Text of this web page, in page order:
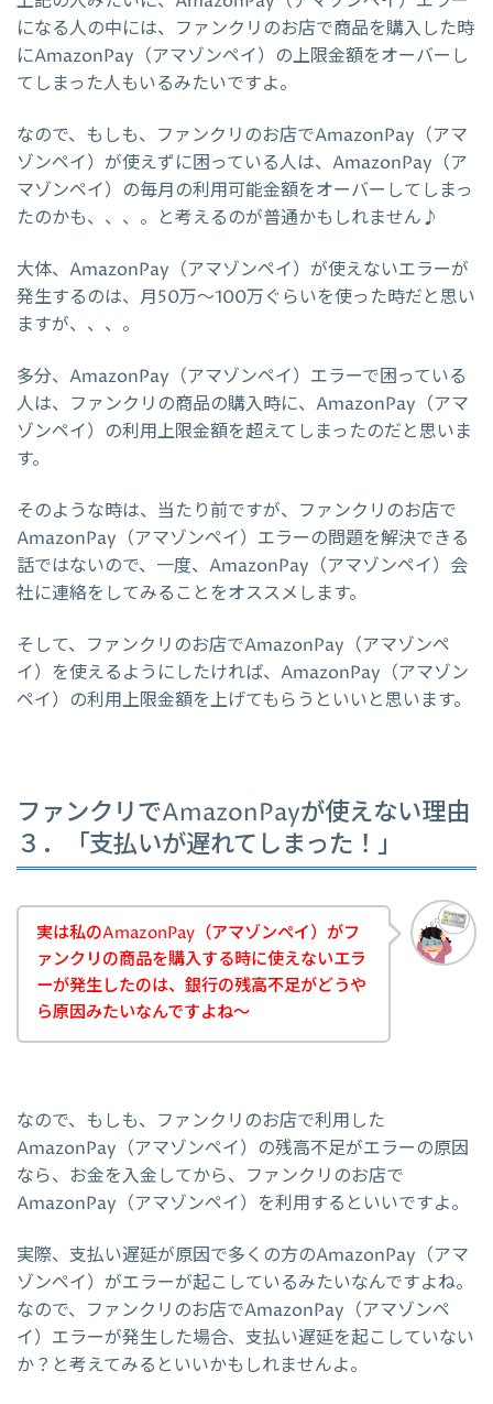
になる人の中には、ファンクリのお店で商品を購入した時
にAmazonPay（アマゾンペイ）の上限金額をオーバーし
てしまった人もいるみたいですよ。
なので、もしも、ファンクリのお店でAmazonPay（アマ
ゾンペイ）が使えずに困っている人は、AmazonPay（ア
マゾンペイ）の毎月の利用可能金額をオーバーしてしまっ
たのかも、、、。と考えるのが普通かもしれません♪
大体、AmazonPay（アマゾンペイ）が使えないエラーが
発生するのは、月50万～100万ぐらいを使った時だと思い
ますが、、、。
多分、AmazonPay（アマゾンペイ）エラーで困っている
人は、ファンクリの商品の購入時に、AmazonPay（アマ
ゾンペイ）の利用上限金額を超えてしまったのだと思いま
す。
そのような時は、当たり前ですが、ファンクリのお店で
AmazonPay（アマゾンペイ）エラーの問題を解決できる
話ではないので、一度、AmazonPay（アマゾンペイ）会
社に連絡をしてみることをオススメします。
そして、ファンクリのお店でAmazonPay（アマゾンペ
イ）を使えるようにしたければ、AmazonPay（アマゾン
ペイ）の利用上限金額を上げてもらうといいと思います。
ファンクリでAmazonPayが使えない理由
３．「支払いが遅れてしまった！」
実は私のAmazonPay（アマゾンペイ）がフ
ァンクリの商品を購入する時に使えないエラ
ーが発生したのは、銀行の残高不足がどうや
ら原因みたいなんですよね～
なので、もしも、ファンクリのお店で利用した
AmazonPay（アマゾンペイ）の残高不足がエラーの原因
なら、お金を入金してから、ファンクリのお店で
AmazonPay（アマゾンペイ）を利用するといいですよ。
実際、支払い遅延が原因で多くの方のAmazonPay（アマ
ゾンペイ）がエラーが起こしているみたいなんですよね。
なので、ファンクリのお店でAmazonPay（アマゾンペ
イ）エラーが発生した場合、支払い遅延を起こしていない
か？と考えてみるといいかもしれませんよ。